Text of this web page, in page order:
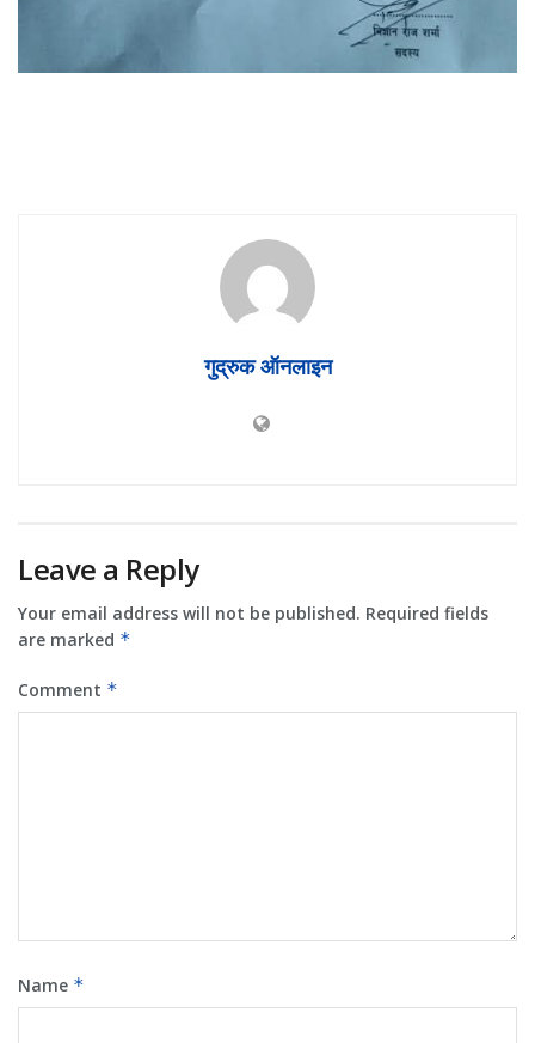
गुद्रुक ऑनलाइन
Leave a Reply
Your email address will not be published. Required fields
are marked *
Comment *
Name *